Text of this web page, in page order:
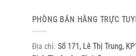
PHÒNG BÁN HÀNG TRỰC
Địa chỉ: Số 171, Lê Thị Trung,